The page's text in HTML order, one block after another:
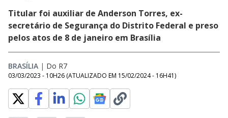
Titular foi auxiliar de Anderson Torres, ex-
secretário de Segurança do Distrito Federal e preso
pelos atos de 8 de janeiro em Brasília
BRASÍLIA | Do R7
03/03/2023 - 10H26 (ATUALIZADO EM 15/02/2024 - 16H41)